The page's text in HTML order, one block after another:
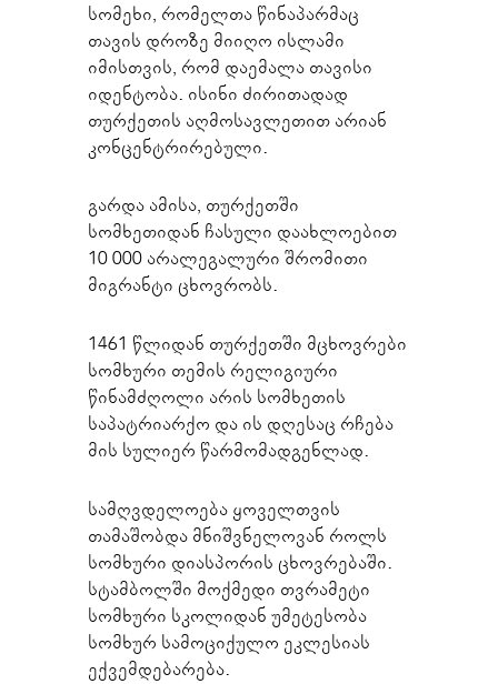
სომეხი, რომელთა წინაპარმაც
თავის დროზე მიიღო ისლამი
იმისთვის, რომ დაემალა თავისი
იდენტობა. ისინი ძირითადად
თურქეთის აღმოსავლეთით არიან
კონცენტრირებული.
გარდა ამისა, თურქეთში
სომხეთიდან ჩასული დაახლოებით
10 000 არალეგალური შრომითი
მიგრანტი ცხოვრობს.
1461 წლიდან თურქეთში მცხოვრები
სომხური თემის რელიგიური
წინამძღოლი არის სომხეთის
საპატრიარქო და ის დღესაც რჩება
მის სულიერ წარმომადგენლად.
სამღვდელოება ყოველთვის
თამაშობდა მნიშვნელოვან როლს
სომხური დიასპორის ცხოვრებაში.
სტამბოლში მოქმედი თვრამეტი
სომხური სკოლიდან უმეტესობა
სომხურ სამოციქულო ეკლესიას
ექვემდებარება.